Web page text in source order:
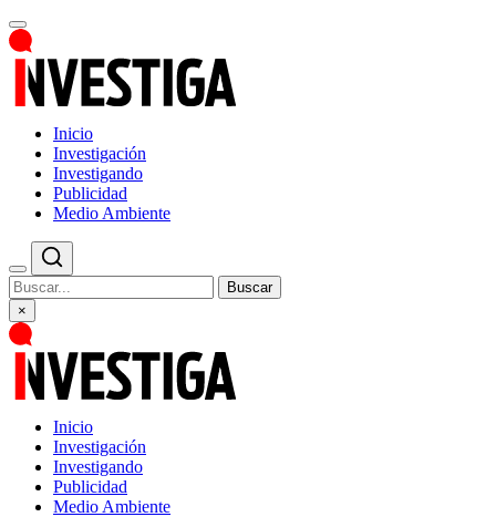
Inicio
Investigación
Investigando
Publicidad
Medio Ambiente
Buscar
×
Inicio
Investigación
Investigando
Publicidad
Medio Ambiente